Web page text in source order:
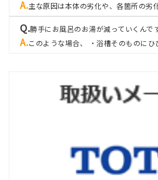
主な原因は本体の劣化や、各箇所の劣
勝手にお風呂のお湯が減っていくんで
このような場合、 ・浴槽そのものにひ